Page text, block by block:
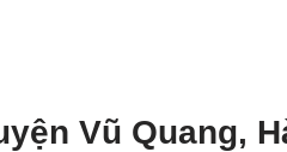
Vũ Quang,